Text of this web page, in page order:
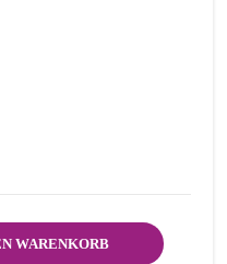
Menge
WARENKORB